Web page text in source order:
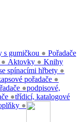
s gumičkou ●
● Aktovky ●
spínacími hřbety ●
Pořadače
pořadače ●
●
●
●
Knihy
podpisové,
třídicí, katalogové